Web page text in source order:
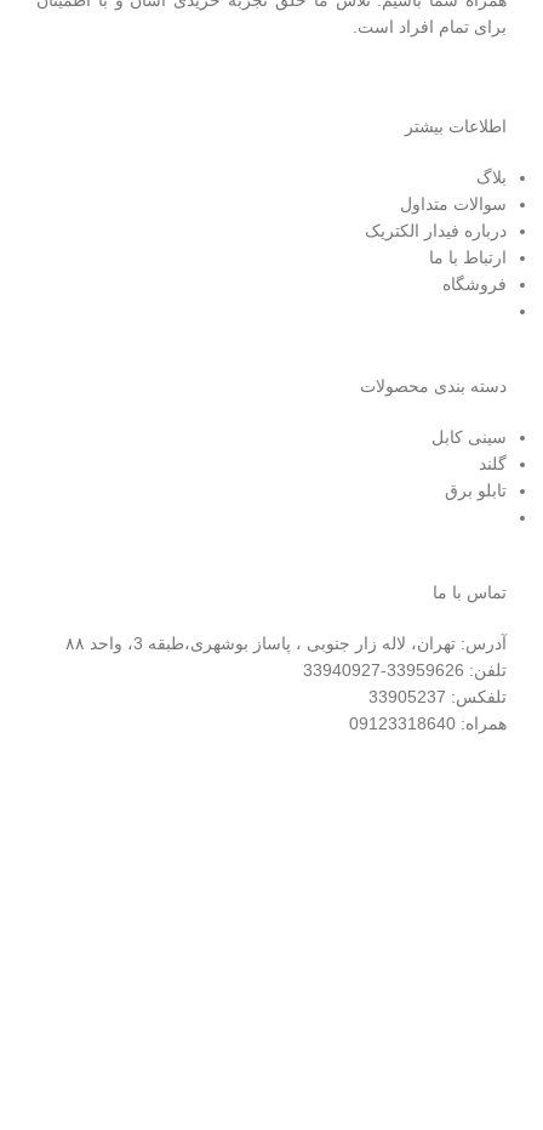
برای تمام افراد است.
اطلاعات بیشتر
بلاگ
سوالات متداول
درباره فیدار الکتریک
ارتباط با ما
فروشگاه
دسته بندی محصولات
سینی کابل
گلند
تابلو برق
تماس با ما
آدرس: تهران، لاله زار جنوبی ، پاساز بوشهری،طبقه 3، واحد ۸۸
تلفن: 33959626-33940927
تلفکس: 33905237
همراه: 09123318640